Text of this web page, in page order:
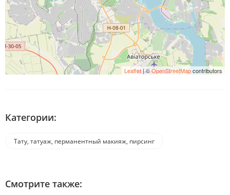
Leaflet| ©OpenStreetMapcontributors
Категории:
Тату, татуаж, перманентный макияж, пирсинг
Смотрите также: